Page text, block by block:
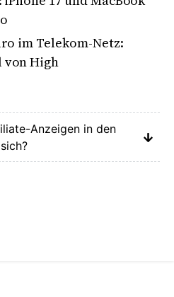
im Telekom-Netz:
von High
Anzeigen in den